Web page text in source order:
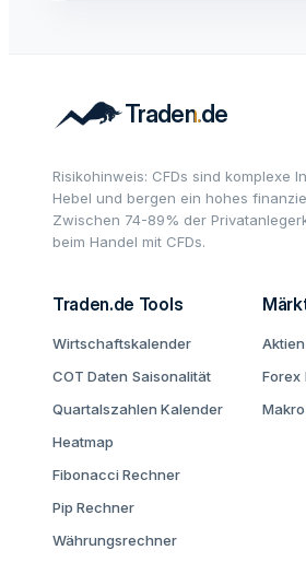
Risikohinweis: CFDs sind komplexe
Hebel und bergen ein hohes
Zwischen 74-89% der
beim Handel mit CFDs.
Traden.de Tools
Wirtschaftskalender
COT Daten Saisonalität
Quartalszahlen Kalender
Heatmap
Fibonacci Rechner
Pip Rechner
Währungsrechner
Aktien
Forex